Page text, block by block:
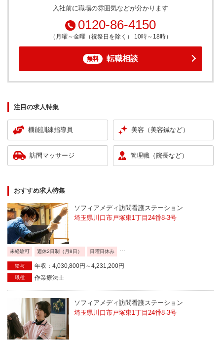
入社前に職場の雰囲気などが分かります
0120-86-4150
（月曜～金曜（祝祭日を除く） 10時～18時）
無料 転職相談
注目の求人特集
機能訓練指導員 美容（美容鍼など）
訪問マッサージ 管理職（院長など）
おすすめ求人特集
ソフィアメディ訪問看護ステーション
埼玉県川口市戸塚東1丁目24番8-3号
未経験可 週休2日制（月8日） 日曜日休み ...
給与 年収：4,030,800円～4,231,200円
職種 作業療法士
ソフィアメディ訪問看護ステーション
埼玉県川口市戸塚東1丁目24番8-3号